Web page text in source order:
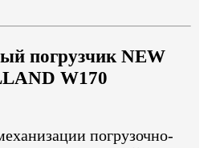
погрузчик NEW
W170
погрузочно-